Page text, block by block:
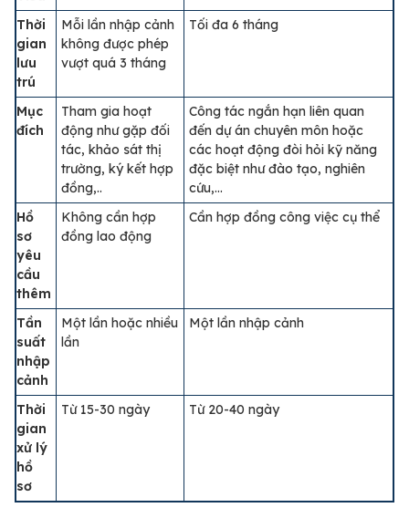
Thời
gian
lưu
trú
Mỗi lần nhập cảnh
không được phép
vượt quá 3 tháng
Tối đa 6 tháng
Mục
đích
Tham gia hoạt
động như gặp đối
tác, khảo sát thị
trường, ký kết hợp
đồng,..
Công tác ngắn hạn liên quan
đến dự án chuyên môn hoặc
các hoạt động đòi hỏi kỹ năng
đặc biệt như đào tạo, nghiên
cứu,…
Hồ
sơ
yêu
cầu
thêm
Không cần hợp
đồng lao động
Cần hợp đồng công việc cụ thể
Tần
suất
nhập
cảnh
Một lần hoặc nhiều
lần
Một lần nhập cảnh
Thời
gian
xử lý
hồ
sơ
Từ 15-30 ngày Từ 20-40 ngày